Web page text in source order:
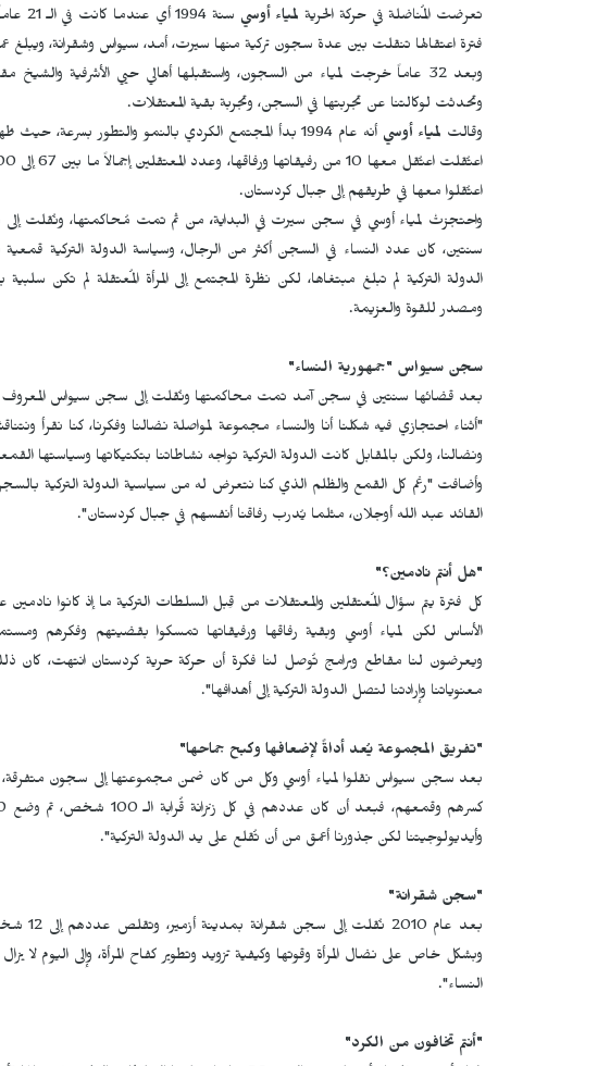
تعرضت المُناضلة في حركة الحرية لمياء أوسي
سنة
فترة اعتقالها تنقلت بين عدة سجون تركية منها سيرت، أمد، سيواس وشقرانة، ويبلغ عمر لمياء
وتحدثت لوكالتنا عن تجربتها في السجن، وتجربة بقية المعتقلات.
وقالت لمياء أوسي
أنه عام 1994 بدأ المجتمع الكردي بالنمو والتطور
اعتُقلوا معها في طريقهم إلى جبال كردستان.
واحتجزتْ لمياء أوسي في سجن سيرت في البداية، من ثم تمت مُحاكمتها، ونُقلت
سنتين، كان عدد النساء في السجن أكثر من الرجال، وسياسة الدولة التركية
الدولة التركية لم تبلغ مبتغاها، لكن نظرة المجتمع إلى المرأة المُعتقلة لم تكن سلبية
ومصدر للقوة والعزيمة.
سجن سيواس "جمهورية النساء"
بعد قضائها سنتين في سجن آمد تمت محاكمتها ونُقلت إلى سجن سيواس المعروف
"أثناء احتجازي فيه شكلنا أنا والنساء مجموعة لمواصلة نضالنا وفكرنا، كنا نقرأ
ونضالنا، ولكن بالمقابل كانت الدولة التركية تواجه نشاطاتنا بتكتيكاتها وسياستها
وأضافت "رغم كل القمع والظلم الذي كنا نتعرض له من سياسية الدولة التركية
القائد عبد الله أوجلان، مثلما يُدرب رفاقنا أنفسهم في جبال كردستان".
"هل أنتم نادمين؟"
كل فترة يتم سؤال المُعتقلين والمعتقلات من قِبل السلطات التركية ما إذ كانوا نادمين
الأساس لكن لمياء أوسي وبقية رفاقها ورفيقاتها تمسكوا بقضيتهم وفكرهم
ويعرضون لنا مقاطع وبرامج تُوصل لنا فكرة أن حركة حرية كردستان انتهت،
معنوياتنا وإرادتنا لتصل الدولة التركية إلى أهدافها".
"تفريق المجموعة يُعد أداةً لإضعافها وكبح جماحها"
بعد سجن سيواس نقلوا لمياء أوسي وكل من كان ضمن مجموعتها إلى سجون
وأيديولوجيتنا لكن جذورنا أعمق من أن تُقلع على يد الدولة التركية".
"سجن شقرانة"
بعد
وبشكل خاص على نضال المرأة وقوتها وكيفية تزويد وتطوير كفاح المرأة، وإلى اليوم لا
النساء".
"أنتم تخافون من الكرد"